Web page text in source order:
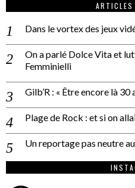
ARTICLES
Dans le vortex des jeux
On a parlé Dolce Vita et
Femminielli
Gilb’R : « Être encore là 30
Plage de Rock : et si on
Un reportage pas neutre